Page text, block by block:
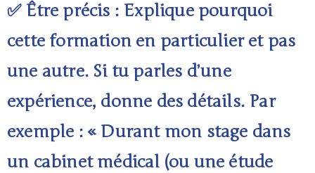
✅ Être précis : Explique pourquoi
cette formation en particulier et pas
une autre. Si tu parles d’une
expérience, donne des détails. Par
exemple : « Durant mon stage dans
un cabinet médical (ou une étude